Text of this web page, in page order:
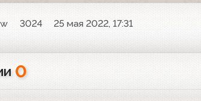
3024
25 мая 2022, 17:31
0